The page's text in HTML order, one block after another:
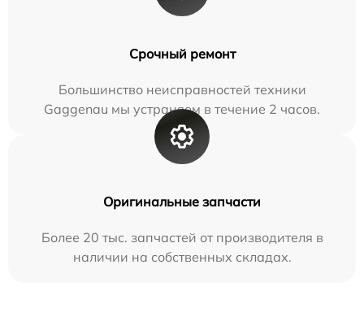
Срочный ремонт
Большинство неисправностей техники
Gaggenau мы устраняем в течение 2 часов.
Оригинальные запчасти
Более 20 тыс. запчастей от производителя в
наличии на собственных складах.